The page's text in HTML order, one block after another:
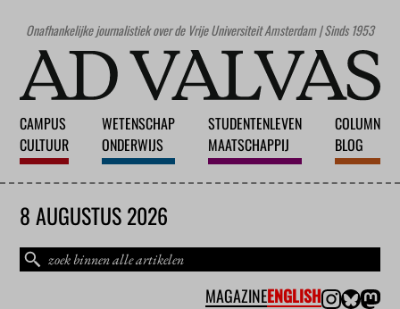
Onafhankelijke journalistiek over de Vrije Universiteit Amsterdam | Sinds 1953
CAMPUS
CULTUUR
WETENSCHAP
ONDERWIJS
STUDENTENLEVEN
MAATSCHAPPIJ
COLUMN
BLOG
8 AUGUSTUS 2026
MAGAZINEENGLISH